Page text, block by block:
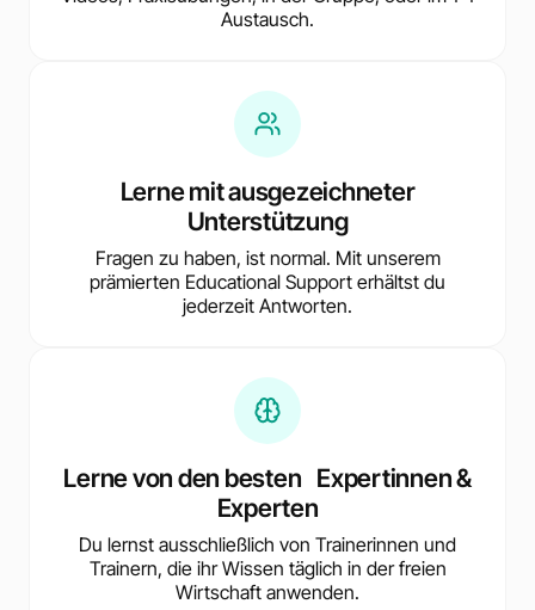
Austausch.
Lerne mit ausgezeichneter
Unterstützung
Fragen zu haben, ist normal. Mit unserem
prämierten Educational Support erhältst du
jederzeit Antworten.
Lerne von den besten Expertinnen &
Experten
Du lernst ausschließlich von Trainerinnen und
Trainern, die ihr Wissen täglich in der freien
Wirtschaft anwenden.